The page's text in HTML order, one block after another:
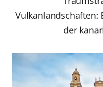
Vulkanlandschaften:
der